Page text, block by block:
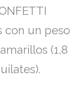
con un peso
(1,8